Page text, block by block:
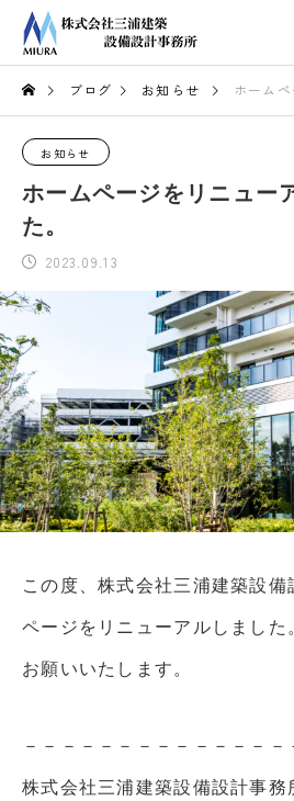
ブログ お知らせ ホームペー
お知らせ
ホームページをリニュー
た。
2023.09.13
この度、株式会社三浦建築設備
ページをリニューアルしました
お願いいたします。
－－－－－－－－－－－－－－
株式会社三浦建築設備設計事務